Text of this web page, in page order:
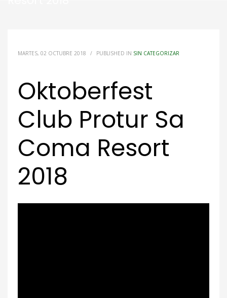
MARTES, 02 OCTUBRE 2018 / PUBLISHED IN SIN CATEGORIZAR
Oktoberfest
Club Protur Sa
Coma Resort
2018